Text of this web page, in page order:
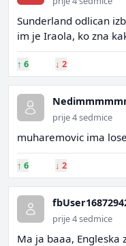
Sunderland odlican
im je Iraola, ko zna
↑ 6 ↓ 2
prije 4 sedmice
muharemovic ima
↑ 6 ↓ 2
prije 4 sedmice
Ma ja baaa, Engleska